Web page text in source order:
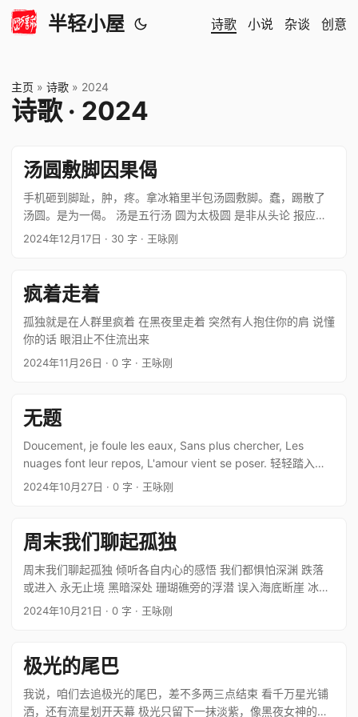
半轻小屋 诗歌 小说 杂谈 创意
主页 » 诗歌 » 2024
诗歌 · 2024
汤圆敷脚因果偈
手机砸到脚趾，肿，疼。拿冰箱里半包汤圆敷脚。蠢，踢散了
汤圆。是为一偈。 汤是五行汤 圆为太极圆 是非从头论 报应砸
脚尖 一砸花心狼 二砸大脸盘 三砸油腻身 四砸苦情男 五砸孤魂
2024年12月17日 · 30 字 · 王咏刚
疯着走着
孤独就是在人群里疯着 在黑夜里走着 突然有人抱住你的肩 说懂
你的话 眼泪止不住流出来
2024年11月26日 · 0 字 · 王咏刚
无题
Doucement, je foule les eaux, Sans plus chercher, Les
nuages font leur repos, L'amour vient se poser. 轻轻踏入涟
漪 不再找寻 白云驻足 真…
2024年10月27日 · 0 字 · 王咏刚
周末我们聊起孤独
周末我们聊起孤独 倾听各自内心的感悟 我们都惧怕深渊 跌落
或进入 永无止境 黑暗深处 珊瑚礁旁的浮潜 误入海底断崖 冰冷
驱散阳光 暗流拉拽着长发 失去方向的路人 踏入漆黑隧洞 尘灰
2024年10月21日 · 0 字 · 王咏刚
极光的尾巴
我说，咱们去追极光的尾巴，差不多两三点结束 看千万星光铺
洒，还有流星划开天幕 极光只留下一抹淡紫，像黑夜女神的腮